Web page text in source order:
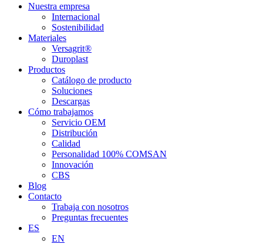
Nuestra empresa
Internacional
Sostenibilidad
Materiales
Versagrit®
Duroplast
Productos
Catálogo de producto
Soluciones
Descargas
Cómo trabajamos
Servicio OEM
Distribución
Calidad
Personalidad 100% COMSAN
Innovación
CBS
Blog
Contacto
Trabaja con nosotros
Preguntas frecuentes
ES
EN